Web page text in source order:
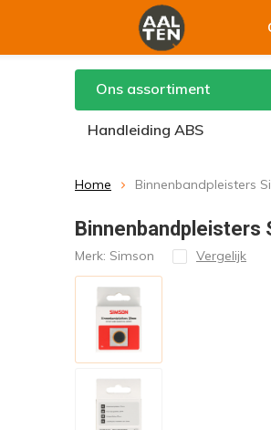
Ons assortiment
Handleiding ABS
Home Binnenbandpleisters
Binnenbandpleisters
Merk: Simson Vergelijk